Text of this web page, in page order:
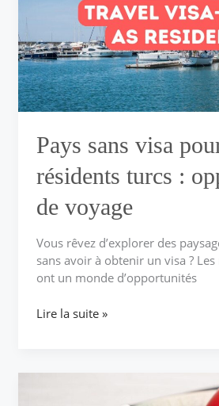
Pays sans visa
résidents turcs :
de voyage
Vous rêvez d’explorer des
sans avoir à obtenir un visa ?
ont un monde d’opportunités
résidents
turcs :
opportunités
de
voyage
Lire la suite »